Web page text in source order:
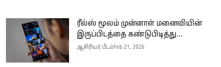
ரீல்ஸ் மூலம் முன்னாள் மனைவியின்
இருப்பிடத்தை கண்டுபிடித்து...
ஆசிரியர் பீடம்Feb 21, 2026